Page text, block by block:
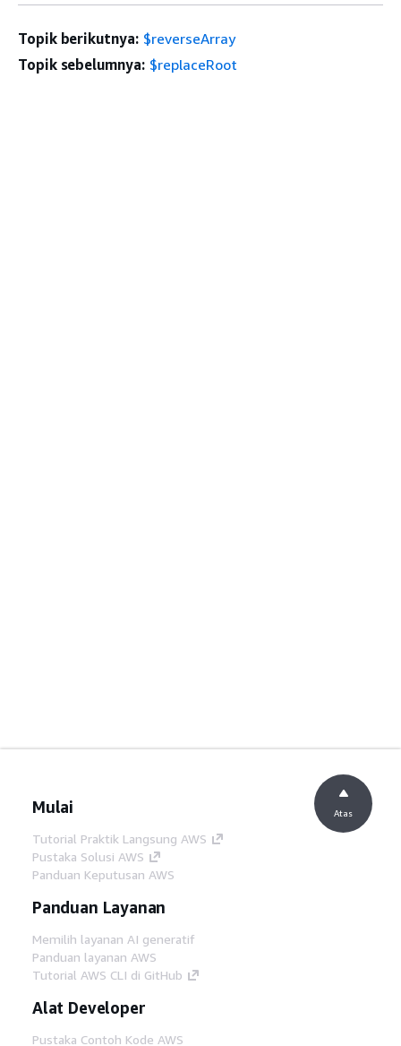
Topik berikutnya: $reverseArray
Topik sebelumnya: $replaceRoot
Mulai
Tutorial Praktik Langsung AWS
Pustaka Solusi AWS
Panduan Keputusan AWS
Panduan Layanan
Memilih layanan AI generatif
Panduan layanan AWS
Tutorial AWS CLI di GitHub
Alat Developer
Pustaka Contoh Kode AWS
Atas